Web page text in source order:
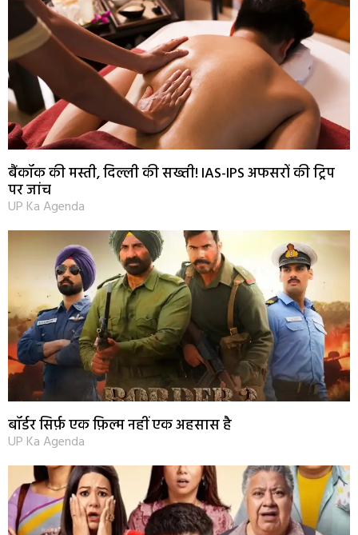
बैंकॉक की मस्ती, दिल्ली की सख्ती! IAS-IPS अफसरों की ट्रिप
पर जांच
UP Ka Agenda
बॉर्डर सिर्फ़ एक फ़िल्म नहीं एक अहसास है
UP Ka Agenda